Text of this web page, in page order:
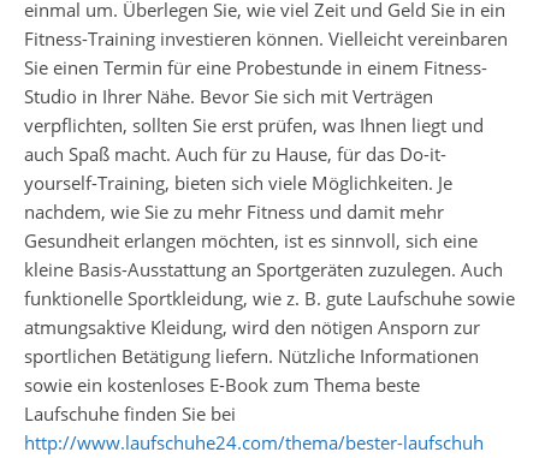
einmal um. Überlegen Sie, wie viel Zeit und Geld Sie in ein
Fitness-Training investieren können. Vielleicht vereinbaren
Sie einen Termin für eine Probestunde in einem Fitness-
Studio in Ihrer Nähe. Bevor Sie sich mit Verträgen
verpflichten, sollten Sie erst prüfen, was Ihnen liegt und
auch Spaß macht. Auch für zu Hause, für das Do-it-
yourself-Training, bieten sich viele Möglichkeiten. Je
nachdem, wie Sie zu mehr Fitness und damit mehr
Gesundheit erlangen möchten, ist es sinnvoll, sich eine
kleine Basis-Ausstattung an Sportgeräten zuzulegen. Auch
funktionelle Sportkleidung, wie z. B. gute Laufschuhe sowie
atmungsaktive Kleidung, wird den nötigen Ansporn zur
sportlichen Betätigung liefern. Nützliche Informationen
sowie ein kostenloses E-Book zum Thema beste
Laufschuhe finden Sie bei
http://www.laufschuhe24.com/thema/bester-laufschuh